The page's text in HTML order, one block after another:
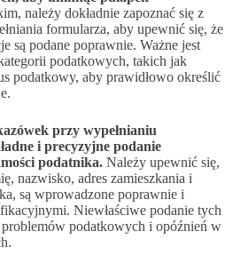
należy dokładnie zapoznać się z
formularza, aby upewnić się, że
są podane poprawnie. Ważne jest
podatkowych, takich jak
podatkowy, aby prawidłowo określić
przy wypełnianiu
i precyzyjne podanie
podatnika. Należy upewnić się,
nazwisko, adres zamieszkania i
są wprowadzone poprawnie i
Niewłaściwe podanie tych
podatkowych i opóźnień w